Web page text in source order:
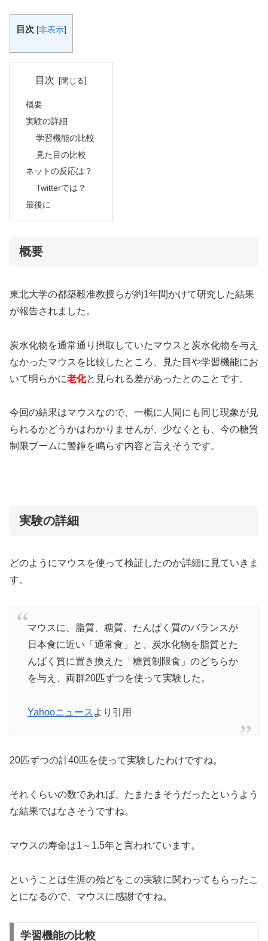
目次 [非表示]
目次
概要
実験の詳細
学習機能の比較
見た目の比較
ネットの反応は？
Twitterでは？
最後に
概要
東北大学の都築毅准教授らが約1年間かけて研究した結果
が報告されました。
炭水化物を通常通り摂取していたマウスと炭水化物を与え
なかったマウスを比較したところ、見た目や学習機能にお
いて明らかに老化と見られる差があったとのことです。
今回の結果はマウスなので、一概に人間にも同じ現象が見
られるかどうかはわかりませんが、少なくとも、今の糖質
制限ブームに警鐘を鳴らす内容と言えそうです。
実験の詳細
どのようにマウスを使って検証したのか詳細に見ていきま
す。
マウスに、脂質、糖質、たんぱく質のバランスが
日本食に近い「通常食」と、炭水化物を脂質とた
んぱく質に置き換えた「糖質制限食」のどちらか
を与え、両群20匹ずつを使って実験した。
Yahooニュース より引用
20匹ずつの計40匹を使って実験したわけですね。
それくらいの数であれば、たまたまそうだったというよう
な結果ではなさそうですね。
マウスの寿命は1～1.5年と言われています。
ということは生涯の殆どをこの実験に関わってもらったこ
とになるので、マウスに感謝ですね。
学習機能の比較